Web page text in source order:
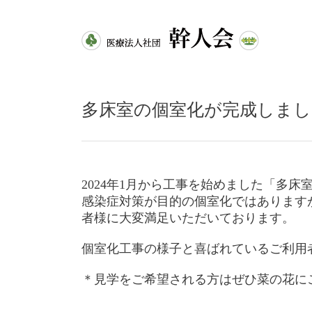
多床室の個室化が完成しま
2024年1月から工事を始めました「多床
感染症対策が目的の個室化ではありま
者様に大変満足いただいております。
個室化工事の様子と喜ばれているご利
＊見学をご希望される方はぜひ菜の花